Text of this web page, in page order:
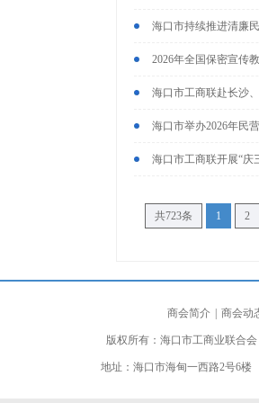
海口市持续推进清廉
2026年全国保密宣传
海口市工商联赴长沙
海口市举办2026年民
海口市工商联开展“庆
共723条 1 2
商会简介 商会动
版权所有：海口市工商业联合
地址：海口市海甸一西路2号6